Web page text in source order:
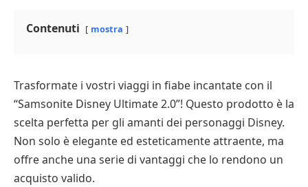
Contenuti mostra
Trasformate i vostri viaggi in fiabe incantate con il
“Samsonite Disney Ultimate 2.0”! Questo prodotto è la
scelta perfetta per gli amanti dei personaggi Disney.
Non solo è elegante ed esteticamente attraente, ma
offre anche una serie di vantaggi che lo rendono un
acquisto valido.